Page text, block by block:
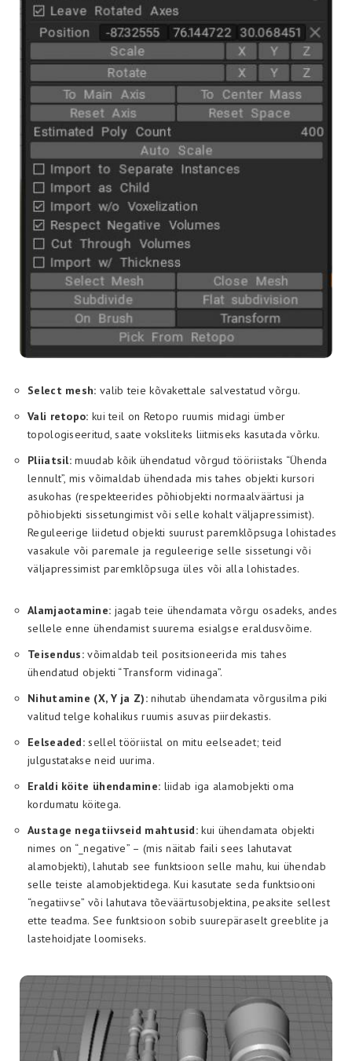
Select mesh: valib teie kõvakettale salvestatud võrgu.
Vali retopo: kui teil on Retopo ruumis midagi ümber
topologiseeritud, saate voksliteks liitmiseks kasutada võrku.
Pliiatsil: muudab kõik ühendatud võrgud tööriistaks “Ühenda
lennult”, mis võimaldab ühendada mis tahes objekti kursori
asukohas (respekteerides põhiobjekti normaalväärtusi ja
põhiobjekti sissetungimist või selle kohalt väljapressimist).
Reguleerige liidetud objekti suurust paremklõpsuga lohistades
vasakule või paremale ja reguleerige selle sissetungi või
väljapressimist paremklõpsuga üles või alla lohistades.
Alamjaotamine: jagab teie ühendamata võrgu osadeks, andes
sellele enne ühendamist suurema esialgse eraldusvõime.
Teisendus: võimaldab teil positsioneerida mis tahes
ühendatud objekti “Transform vidinaga”.
Nihutamine (X, Y ja Z):nihutab ühendamata võrgusilma piki
valitud telge kohalikus ruumis asuvas piirdekastis.
Eelseaded: sellel tööriistal on mitu eelseadet; teid
julgustatakse neid uurima.
Eraldi köite ühendamine: liidab iga alamobjekti oma
kordumatu köitega.
Austage negatiivseid mahtusid: kui ühendamata objekti
nimes on “_negative” – (mis näitab faili sees lahutavat
alamobjekti), lahutab see funktsioon selle mahu, kui ühendab
selle teiste alamobjektidega. Kui kasutate seda funktsiooni
“negatiivse” või lahutava tõeväärtusobjektina, peaksite sellest
ette teadma. See funktsioon sobib suurepäraselt greeblite ja
lastehoidjate loomiseks.